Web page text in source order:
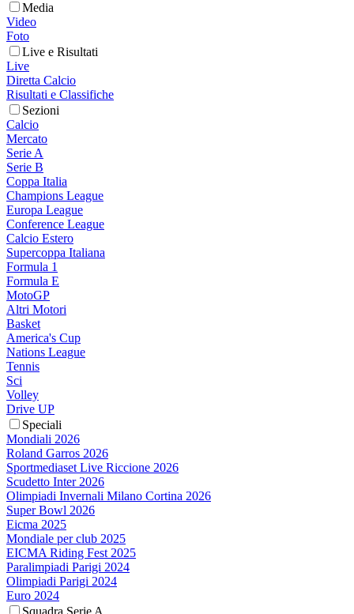
Media
Video
Foto
Live e Risultati
Live
Diretta Calcio
Risultati e Classifiche
Sezioni
Calcio
Mercato
Serie A
Serie B
Coppa Italia
Champions League
Europa League
Conference League
Calcio Estero
Supercoppa Italiana
Formula 1
Formula E
MotoGP
Altri Motori
Basket
America's Cup
Nations League
Tennis
Sci
Volley
Drive UP
Speciali
Mondiali 2026
Roland Garros 2026
Sportmediaset Live Riccione 2026
Scudetto Inter 2026
Olimpiadi Invernali Milano Cortina 2026
Super Bowl 2026
Eicma 2025
Mondiale per club 2025
EICMA Riding Fest 2025
Paralimpiadi Parigi 2024
Olimpiadi Parigi 2024
Euro 2024